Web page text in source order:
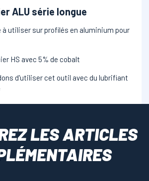
ALU série longue
à utiliser sur profilés en aluminium pour
HS avec 5% de cobalt
d'utiliser cet outil avec du lubrifiant
LES ARTICLES